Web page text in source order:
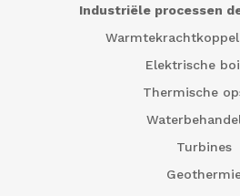
Industriële processen
Elektrische
Thermische
Turbines